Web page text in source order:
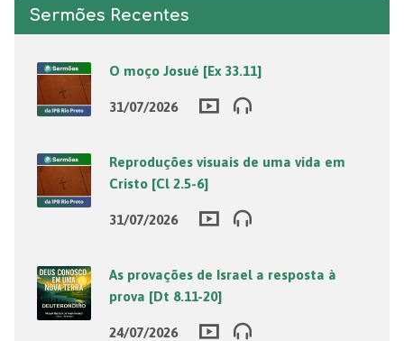
Sermões Recentes
O moço Josué [Ex 33.11]
31/07/2026
Reproduções visuais de uma vida em
Cristo [Cl 2.5-6]
31/07/2026
As provações de Israel a resposta à
prova [Dt 8.11-20]
24/07/2026